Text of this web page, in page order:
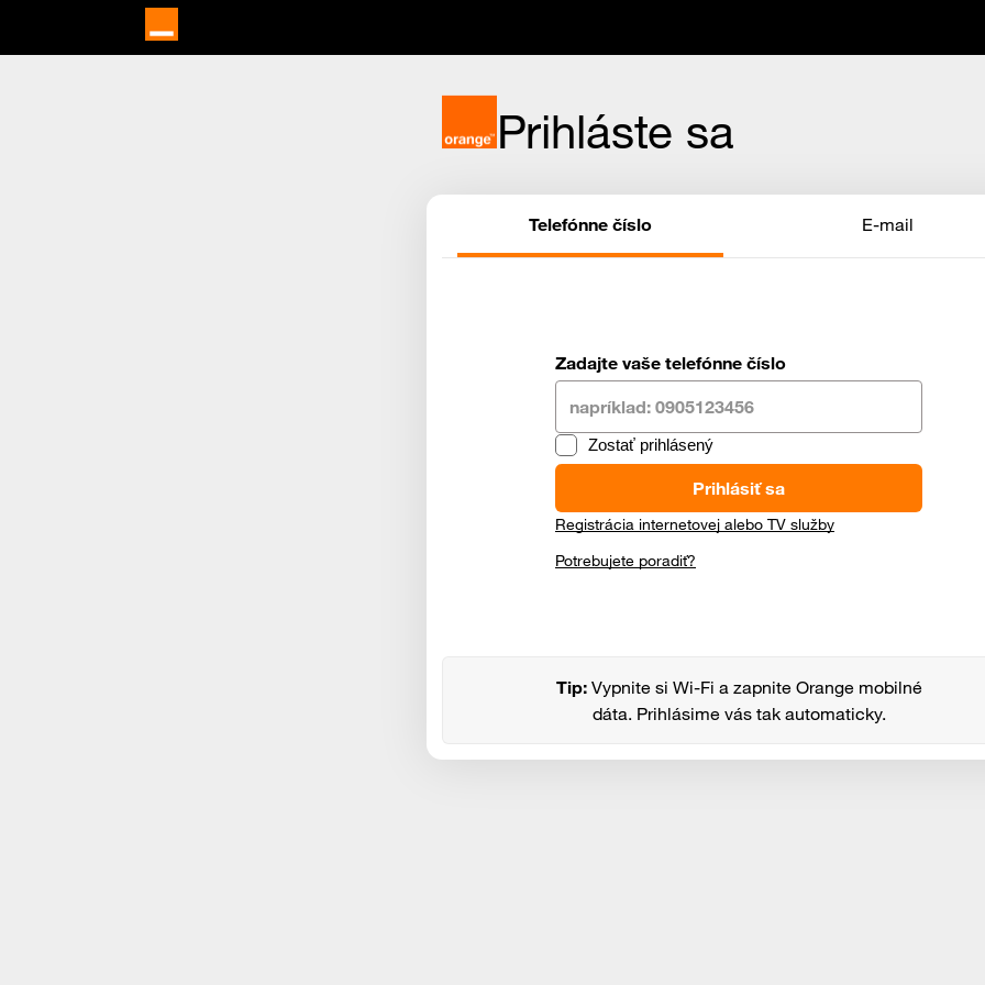
Prihláste sa
Telefónne číslo E-mail
Zadajte vaše telefónne číslo
Zostať prihlásený
Prihlásiť sa
Registrácia internetovej alebo TV služby
Potrebujete poradiť?
Tip:Vypnite si Wi-Fi a zapnite Orange mobilné
dáta. Prihlásime vás tak automaticky.